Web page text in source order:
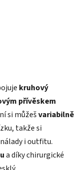
kruhový
přívěskem
si můžešvariabilně
takže si
i outfitu.
a díky chirurgické